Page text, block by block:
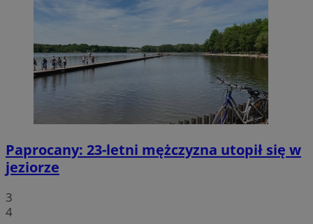
Paprocany: 23-letni mężczyzna utopił się w
jeziorze
3
4